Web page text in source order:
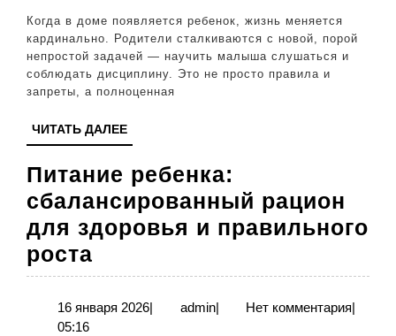
ребёнка
слушаться
и
Когда в доме появляется ребенок, жизнь меняется
кардинально. Родители сталкиваются с новой, порой
непростой задачей — научить малыша слушаться и
соблюдать дисциплину. Это не просто правила и
запреты, а полноценная
ЧИТАТЬ ДАЛЕЕЧИТАТЬ
ДАЛЕЕ
Питание ребенка:
сбалансированный рацион
для здоровья и правильного
роста
ребенка:
сбалансированный
16 января 202616
| adminadmin
| Нет комментария
05:16